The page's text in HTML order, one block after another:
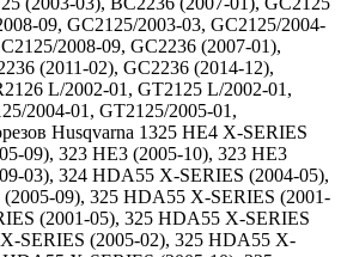
09, GC2125/2003-03, GC2125/2004-
2008-09, GC2236 (2007-01),
(2011-02), GC2236 (2014-12),
L/2002-01, GT2125 L/2002-01,
2004-01, GT2125/2005-01,
Husqvarna 1325 HE4 X-SERIES
09), 323 HE3 (2005-10), 323 HE3
03), 324 HDA55 X-SERIES (2004-05),
09), 325 HDA55 X-SERIES (2001-
(2001-05), 325 HDA55 X-SERIES
SERIES (2005-02), 325 HDA55 X-